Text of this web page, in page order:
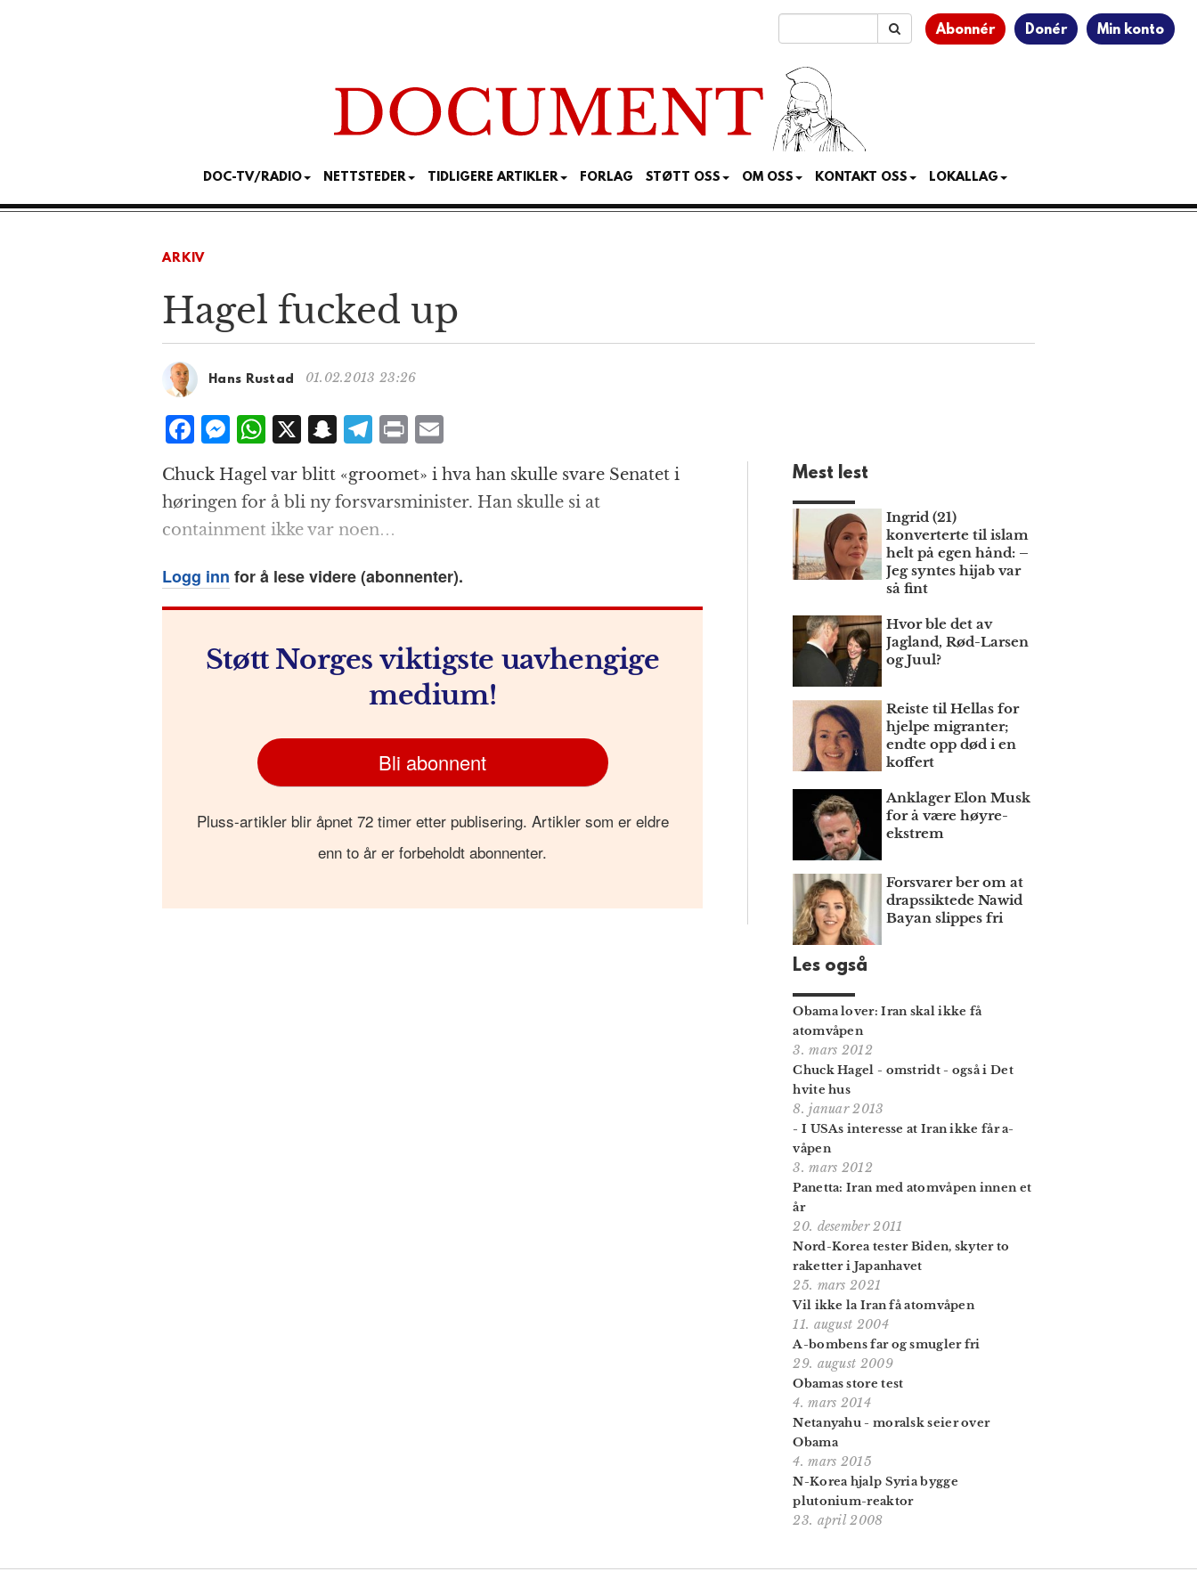
Abonnér Donér Min konto
DOC-TV/RADIO NETTSTEDER TIDLIGERE ARTIKLER FORLAG STØTT OSS OM OSS KONTAKT OSS LOKALLAG
ARKIV
Hagel fucked up
Hans Rustad 01.02.2013 23:26
F
a
c
e
b
o
o
M
e
ss
e
n
g
e
W
at
s
A
p
p
X S
a
p
c
h
at
T
e
g
r
a
m
P
n
t
m
ai
l
Chuck Hagel var blitt «groomet» i hva han skulle svare Senatet i
høringen for å bli ny forsvarsminister. Han skulle si at
containment ikke var noen…
Logg inn for å lese videre (abonnenter).
Støtt Norges viktigste uavhengige
medium!
Bli abonnent
Pluss-artikler blir åpnet 72 timer etter publisering. Artikler som er eldre
enn to år er forbeholdt abonnenter.
Mest lest
Ingrid (21)
konverterte til islam
helt på egen hånd: –
Jeg syntes hijab var
så fint
Hvor ble det av
Jagland, Rød-Larsen
og Juul?
Reiste til Hellas for
hjelpe migranter;
endte opp død i en
koffert
Anklager Elon Musk
for å være høyre­
ekstrem
Forsvarer ber om at
draps­siktede Nawid
Bayan slippes fri
Les også
Obama lover: Iran skal ikke få
atomvåpen
3. mars 2012
Chuck Hagel - omstridt - også i Det
hvite hus
8. januar 2013
- I USAs interesse at Iran ikke får a-
våpen
3. mars 2012
Panetta: Iran med atomvåpen innen et
år
20. desember 2011
Nord-Korea tester Biden, skyter to
raketter i Japanhavet
25. mars 2021
Vil ikke la Iran få atomvåpen
11. august 2004
A-bombens far og smugler fri
29. august 2009
Obamas store test
4. mars 2014
Netanyahu - moralsk seier over
Obama
4. mars 2015
N-Korea hjalp Syria bygge
plutonium-reaktor
23. april 2008